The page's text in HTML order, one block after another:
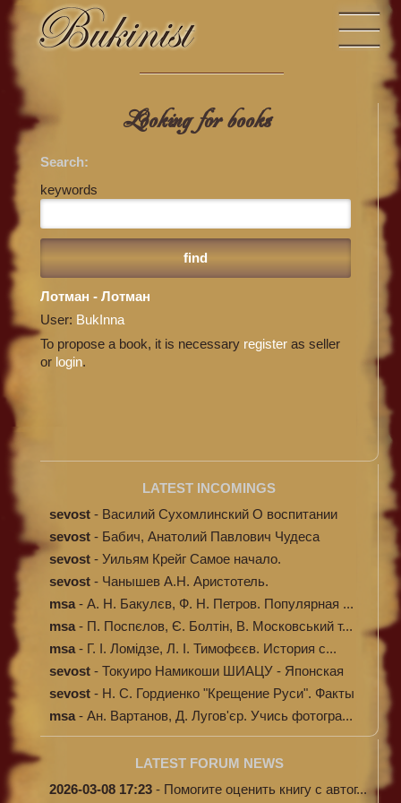
Looking for books
Search:
keywords
Лотман - Лотман
User: BukInna
To propose a book, it is necessary register as seller
or login.
LATEST INCOMINGS
sevost - Василий Сухомлинский О воспитании
sevost - Бабич, Анатолий Павлович Чудеса
исцелени...
sevost - Уильям Крейг Самое начало.
Происхождение...
sevost - Чанышев А.Н. Аристотель.
msa - А. Н. Бакулєв, Ф. Н. Петров. Популярная ...
msa - П. Поспєлов, Є. Болтін, В. Московський т...
msa - Г. І. Ломідзе, Л. І. Тимофєєв. История с...
sevost - Токуиро Намикоши ШИАЦУ - Японская
терапи...
sevost - Н. С. Гордиенко "Крещение Руси". Факты
п...
msa - Ан. Вартанов, Д. Лугов'єр. Учись фотогра...
LATEST FORUM NEWS
2026-03-08 17:23 - Помогите оценить книгу с автог...